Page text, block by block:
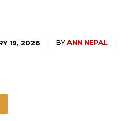
19, 2026 BYANN NEPAL